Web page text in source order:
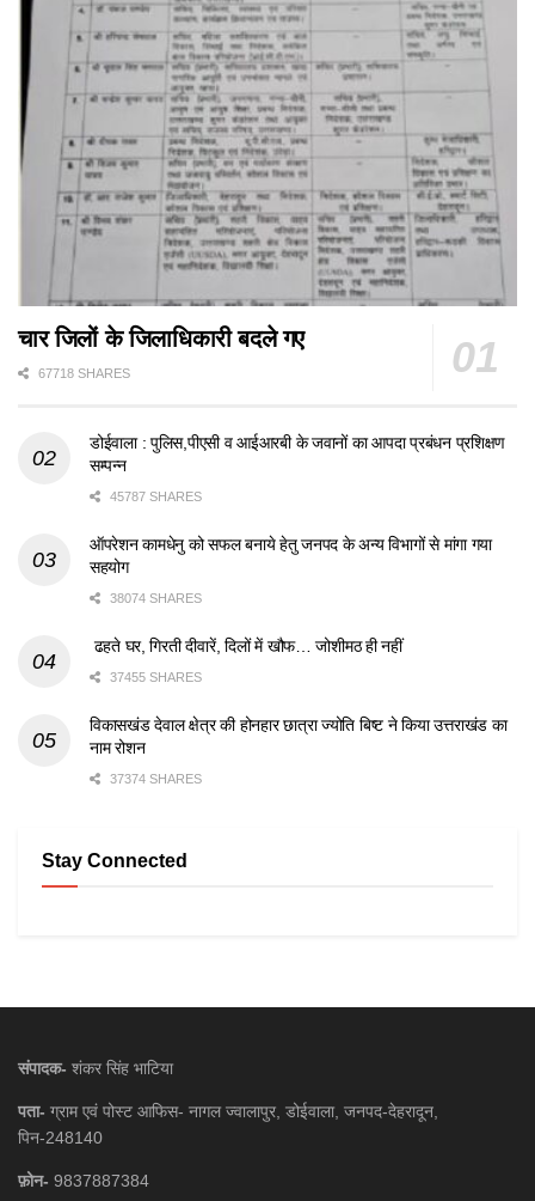
चार जिलों के जिलाधिकारी बदले गए
67718 SHARES
डोईवाला : पुलिस,पीएसी व आईआरबी के जवानों का आपदा प्रबंधन प्रशिक्षण
सम्पन्न
45787 SHARES
ऑपरेशन कामधेनु को सफल बनाये हेतु जनपद के अन्य विभागों से मांगा गया
सहयोग
38074 SHARES
ढहते घर, गिरती दीवारें, दिलों में खौफ… जोशीमठ ही नहीं
37455 SHARES
विकासखंड देवाल क्षेत्र की होनहार छात्रा ज्योति बिष्ट ने किया उत्तराखंड का
नाम रोशन
37374 SHARES
Stay Connected
संपादक- शंकर सिंह भाटिया
पता- ग्राम एवं पोस्ट आफिस- नागल ज्वालापुर, डोईवाला, जनपद-देहरादून,
पिन-248140
फ़ोन- 9837887384